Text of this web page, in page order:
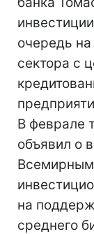
очередь
сектора с
В феврале
объявил о
на
среднего